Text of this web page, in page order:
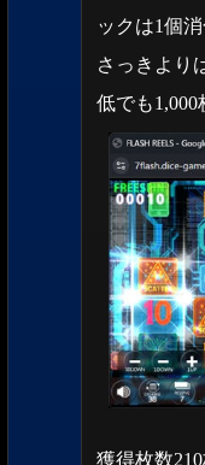
ックは1個
さっきより
低でも1,000
獲得枚数